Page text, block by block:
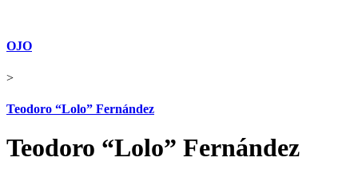
OJO
>
Teodoro “Lolo” Fernández
Teodoro “Lolo” Fernández